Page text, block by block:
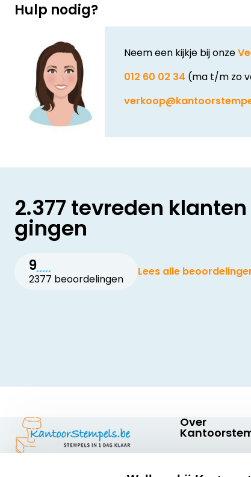
Hulp nodig?
Neem een kijkje bij onze
012 60 02 34 (ma t/m zo
2.377 tevreden
gingen
9
2377 beoordelingen
Lees alle
Over